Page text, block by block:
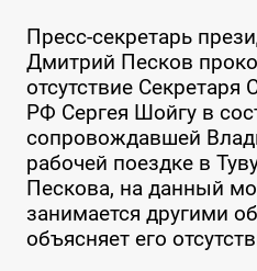
Пресс-секретарь
Дмитрий Песков
отсутствие Секретаря
РФ Сергея Шойгу в
сопровождавшей
рабочей поездке в
Пескова, на данный
занимается другими
объясняет его